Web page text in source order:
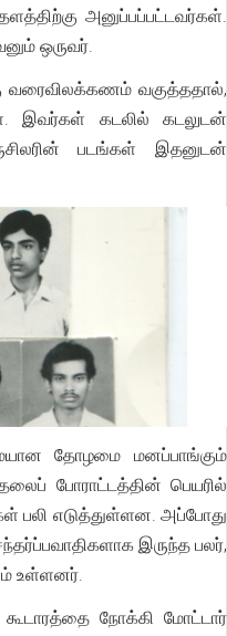
அனுப்பப்பட்டவர்கள்.
ஒருவர்.
வகுத்ததால்,
இவர்கள் கடலில் கடலுடன்
படங்கள் இதனுடன்
தோழமை மனப்பாங்கும்
போராட்டத்தின் பெயரில்
பலி எடுத்துள்ளன. அப்போது
இருந்த பலர்,
உள்ளனர்.
நோக்கி மோட்டார்